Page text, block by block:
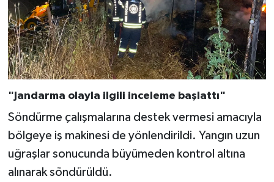
"Jandarma olayla ilgili inceleme başlattı"
Söndürme çalışmalarına destek vermesi amacıyla
bölgeye iş makinesi de yönlendirildi. Yangın uzun
uğraşlar sonucunda büyümeden kontrol altına
alınarak söndürüldü.